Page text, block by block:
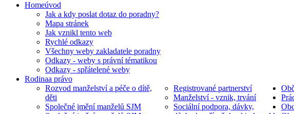
Homeúvod
Jak a kdy poslat dotaz do poradny?
Mapa stránek
Jak vznikl tento web
Rychlé odkazy
Všechny weby zakladatele poradny
Odkazy - weby s právní tématikou
Odkazy - spřátelené weby
Rodinaa právo
Rozvod manželství a péče o dítě,
děti
Společné jmění manželů SJM
Registrované partnerství
Manželství - vznik, trvání
Sociální podpora, dávky,